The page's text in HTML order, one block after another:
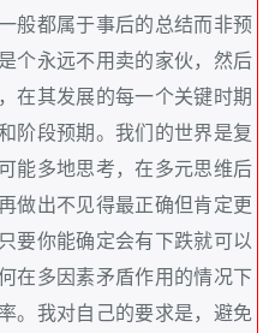
般都属于事后的总结而非预
个永远不用卖的家伙，然后
在其发展的每一个关键时期
阶段预期。我们的世界是复
能多地思考，在多元思维后
做出不见得最正确但肯定更
要你能确定会有下跌就可以
在多因素矛盾作用的情况下
。我对自己的要求是，避免